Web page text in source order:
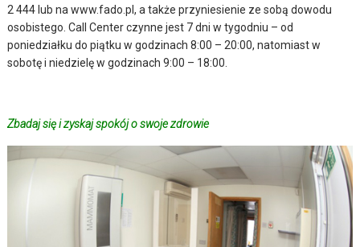
2 444 lub na www.fado.pl, a także przyniesienie ze sobą dowodu
osobistego. Call Center czynne jest 7 dni w tygodniu – od
poniedziałku do piątku w godzinach 8:00 – 20:00, natomiast w
sobotę i niedzielę w godzinach 9:00 – 18:00.
Zbadaj się i zyskaj spokój o swoje zdrowie